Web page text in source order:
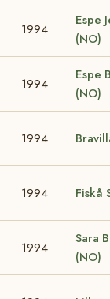
1994
Espe
(NO)
1994
Espe
(NO)
1994
1994 Fiskå
1994
Sara
(NO)